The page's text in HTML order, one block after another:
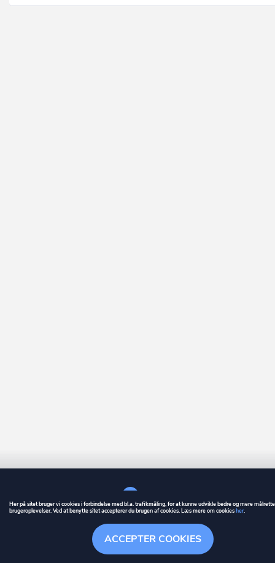
Søgehistorik Menu
er et registreret varemærke tilhørende ownr ApS – CVR nr.: 36 40 88
Stationsparken 26. 2., 2600 Glostrup, info@ownr.dk
ACCEPTER COOKIES
Her på sitet bruger vi cookies i forbindelse med bl.a. trafikmåling, for at kunne udvikle bedre og mere
brugeroplevelser. Ved at benytte sitet accepterer du brugen af cookies. Læs mere om cookiesher.